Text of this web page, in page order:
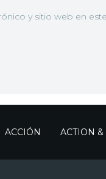
y sitio web en
ACCIÓN ACTION